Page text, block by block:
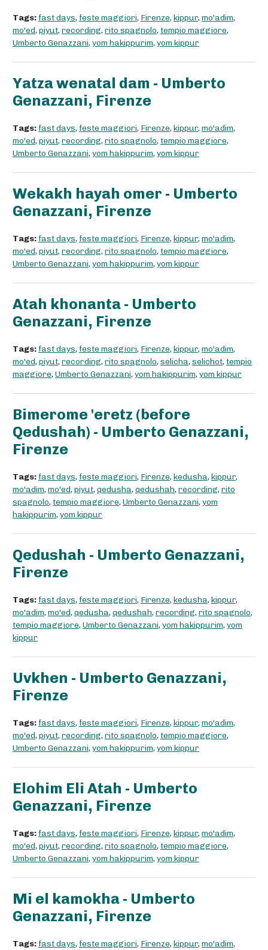
Tags: fast days, feste maggiori, Firenze, kippur, mo'adim,
mo'ed, piyut, recording, rito spagnolo, tempio maggiore,
Umberto Genazzani, yom hakippurim, yom kippur
Yatza wenatal dam - Umberto
Genazzani, Firenze
Tags: fast days, feste maggiori, Firenze, kippur, mo'adim,
mo'ed, piyut, recording, rito spagnolo, tempio maggiore,
Umberto Genazzani, yom hakippurim, yom kippur
Wekakh hayah omer - Umberto
Genazzani, Firenze
Tags: fast days, feste maggiori, Firenze, kippur, mo'adim,
mo'ed, piyut, recording, rito spagnolo, tempio maggiore,
Umberto Genazzani, yom hakippurim, yom kippur
Atah khonanta - Umberto
Genazzani, Firenze
Tags: fast days, feste maggiori, Firenze, kippur, mo'adim,
mo'ed, piyut, recording, rito spagnolo, selicha, selichot, tempio
maggiore, Umberto Genazzani, yom hakippurim, yom kippur
Bimerome 'eretz (before
Qedushah) - Umberto Genazzani,
Firenze
Tags: fast days, feste maggiori, Firenze, kedusha, kippur,
mo'adim, mo'ed, piyut, qedusha, qedushah, recording, rito
spagnolo, tempio maggiore, Umberto Genazzani, yom
hakippurim, yom kippur
Qedushah - Umberto Genazzani,
Firenze
Tags: fast days, feste maggiori, Firenze, kedusha, kippur,
mo'adim, mo'ed, qedusha, qedushah, recording, rito spagnolo,
tempio maggiore, Umberto Genazzani, yom hakippurim, yom
kippur
Uvkhen - Umberto Genazzani,
Firenze
Tags: fast days, feste maggiori, Firenze, kippur, mo'adim,
mo'ed, piyut, recording, rito spagnolo, tempio maggiore,
Umberto Genazzani, yom hakippurim, yom kippur
Elohim Eli Atah - Umberto
Genazzani, Firenze
Tags: fast days, feste maggiori, Firenze, kippur, mo'adim,
mo'ed, piyut, recording, rito spagnolo, tempio maggiore,
Umberto Genazzani, yom hakippurim, yom kippur
Mi el kamokha - Umberto
Genazzani, Firenze
Tags: fast days, feste maggiori, Firenze, kippur, mo'adim,